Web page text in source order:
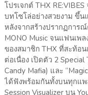
โปรเจกต์ THX
บทโซโล่อย่างสวยงาม ขึ้
หลังจากสร้างปรากฏการ
MONO Music จนแฟนเพ
ของสมาชิก THX ที่สะท้อ
ต่อเนื่อง เปิดตัว 2
Candy Mafia) และ
ได้ฟังพร้อมกันทั้งบนทุกแ
Session Visualizer บน